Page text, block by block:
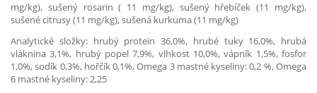
mg/kg), sušený rosarin ( 11 mg/kg), sušený hřebíček (11 mg/kg),
sušené citrusy (11 mg/kg), sušená kurkuma (11 mg/kg)
Analytické složky: hrubý protein 36,0%, hrubé tuky 16,0%, hrubá
vláknina 3,1%, hrubý popel 7,9%, vlhkost 10,0%, vápník 1,5%, fosfor
1,0%, sodík 0,3%, hořčík 0,1%, Omega 3 mastné kyseliny: 0,2 %, Omega
6 mastné kyseliny: 2,25